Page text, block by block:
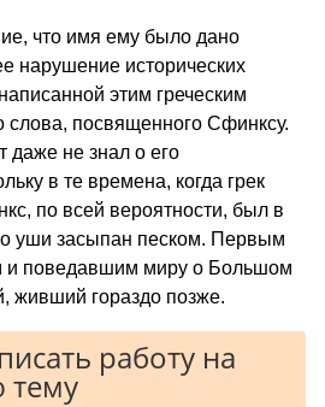
что имя ему было дано
нарушение исторических
этим греческим
слова, посвященного Сфинксу.
даже не знал о его
в те времена, когда грек
по всей вероятности, был в
уши засыпан песком. Первым
и поведавшим миру о Большом
живший гораздо позже.
работу на
тему